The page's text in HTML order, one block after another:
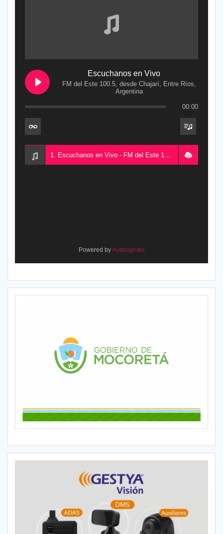
Escuchanos en Vivo
FM del Este 100.5, desde Chajarí, Entre Ríos,
Argentina
00:00
1. Escuchanos en Vivo - FM del Este 100.5, desde Chajarí, Entre Ríos, Argentina
Powered byAudioIgniter